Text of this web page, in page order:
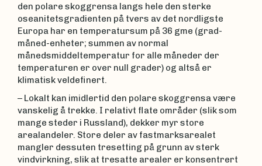
den polare skoggrensa langs hele den sterke
oseanitetsgradienten på tvers av det nordligste
Europa har en temperatursum på 36 gme (grad-
måned-enheter; summen av normal
månedsmiddeltemperatur for alle måneder der
temperaturen er over null grader) og altså er
klimatisk veldefinert.
– Lokalt kan imidlertid den polare skoggrensa være
vanskelig å trekke. I relativt flate områder (slik som
mange steder i Russland), dekker myr store
arealandeler. Store deler av fastmarksarealet
mangler dessuten tresetting på grunn av sterk
vindvirkning, slik at tresatte arealer er konsentrert